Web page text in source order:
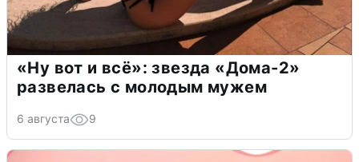
«Ну вот и всё»: звезда «Дома-2»
развелась с молодым мужем
6 августа 9